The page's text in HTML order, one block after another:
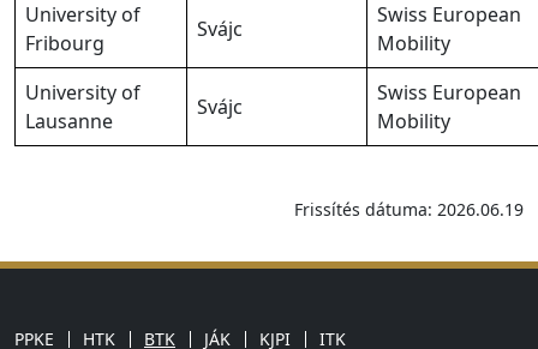
University of
Fribourg
Svájc
Swiss European
Mobility
University of
Lausanne
Svájc
Swiss European
Mobility
Frissítés dátuma: 2026.06.19
PPKE HTK BTK JÁK KJPI ITK